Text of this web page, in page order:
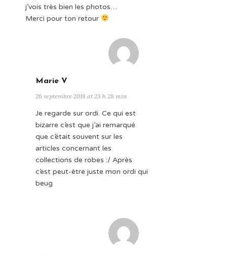
j’vois très bien les photos…
Merci pour ton retour
Marie V
26 septembre 2018 at 23 h 28 min
Je regarde sur ordi. Ce qui est
bizarre c’est que j’ai remarqué
que c’était souvent sur les
articles concernant les
collections de robes :/ Après
c’est peut-être juste mon ordi qui
beug